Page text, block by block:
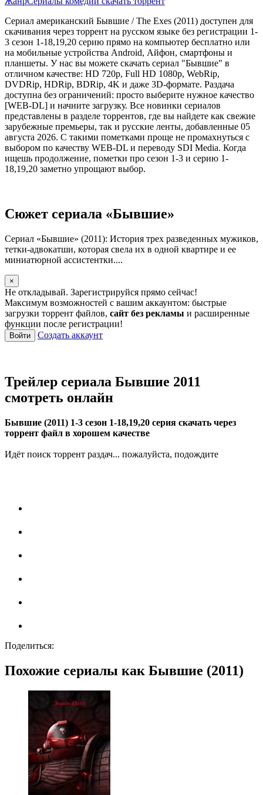
Сериал американский Бывшие / The Exes (2011) доступен для
скачивания через торрент на русском языке без регистрации 1-
3 сезон 1-18,19,20 серию прямо на компьютер бесплатно или
на мобильные устройства Android, Айфон, смартфоны и
планшеты. У нас вы можете скачать сериал "Бывшие" в
отличном качестве: HD 720p, Full HD 1080p, WebRip,
DVDRip, HDRip, BDRip, 4K и даже 3D-формате. Раздача
доступна без ограничений: просто выберите нужное качество
[WEB-DL] и начните загрузку. Все новинки сериалов
представлены в разделе торрентов, где вы найдете как свежие
зарубежные премьеры, так и русские ленты, добавленные 05
августа 2026. С такими пометками проще не промахнуться с
выбором по качеству WEB-DL и переводу SDI Media. Когда
ищешь продолжение, пометки про сезон 1-3 и серию 1-
18,19,20 заметно упрощают выбор.
Сюжет сериала «Бывшие»
Сериал «Бывшие» (2011): История трех разведенных мужиков,
тетки-адвокатши, которая свела их в одной квартире и ее
миниатюрной ассистентки....
×
Не откладывай. Зарегистрируйся прямо сейчас!
Максимум возможностей с вашим аккаунтом: быстрые
загрузки торрент файлов, сайт без рекламы и расширенные
функции после регистрации!
Войти Создать аккаунт
Трейлер сериала Бывшие 2011
смотреть онлайн
Бывшие (2011) 1-3 сезон 1-18,19,20 серия скачать через
торрент файл в хорошем качестве
Идёт поиск торрент раздач... пожалуйста, подождите
Поделиться:
Похожие сериалы как Бывшие (2011)